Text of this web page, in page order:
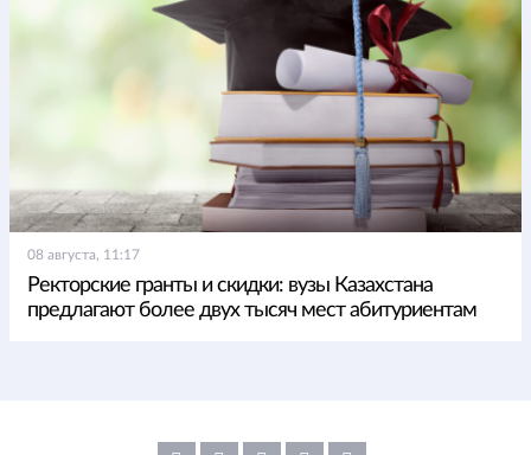
08 августа, 11:17
Ректорские гранты и скидки: вузы Казахстана
предлагают более двух тысяч мест абитуриентам